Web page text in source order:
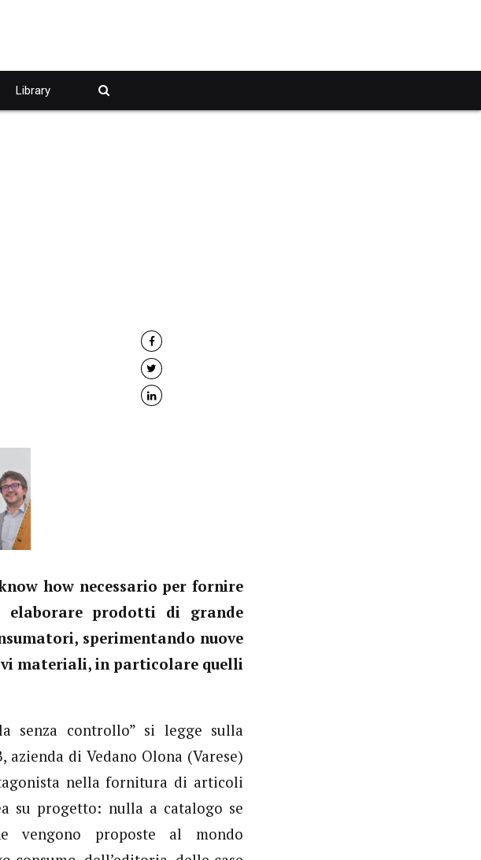
Library
how necessario per fornire
prodotti di grande
sperimentando nuove
materiali, in particolare quelli
senza controllo” si legge sulla
azienda di Vedano Olona (Varese)
nella fornitura di articoli
su progetto: nulla a catalogo se
vengono proposte al mondo